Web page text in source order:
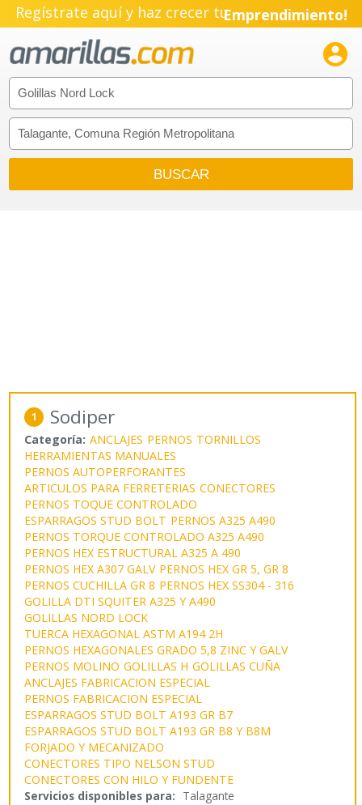
Regístrate aquí y haz crecer tuEmprendimiento!

1 Sodiper
Categoría: ANCLAJES PERNOS TORNILLOS
HERRAMIENTAS MANUALES
PERNOS AUTOPERFORANTES
ARTICULOS PARA FERRETERIAS CONECTORES
PERNOS TOQUE CONTROLADO
ESPARRAGOS STUD BOLT PERNOS A325 A490
PERNOS TORQUE CONTROLADO A325 A490
PERNOS HEX ESTRUCTURAL A325 A 490
PERNOS HEX A307 GALV PERNOS HEX GR 5, GR 8
PERNOS CUCHILLA GR 8 PERNOS HEX SS304 - 316
GOLILLA DTI SQUITER A325 Y A490
GOLILLAS NORD LOCK
TUERCA HEXAGONAL ASTM A194 2H
PERNOS HEXAGONALES GRADO 5,8 ZINC Y GALV
PERNOS MOLINO GOLILLAS H GOLILLAS CUÑA
ANCLAJES FABRICACION ESPECIAL
PERNOS FABRICACION ESPECIAL
ESPARRAGOS STUD BOLT A193 GR B7
ESPARRAGOS STUD BOLT A193 GR B8 Y B8M
FORJADO Y MECANIZADO
CONECTORES TIPO NELSON STUD
CONECTORES CON HILO Y FUNDENTE
Servicios disponibles para: Talagante